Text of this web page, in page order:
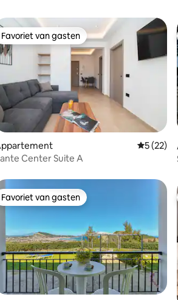
van 4,97 uit 5, 62 recensies
Favoriet van gasten
Favoriet van gasten
5 (22)
Center Suite A
Favoriet van gasten
Favoriet van gasten